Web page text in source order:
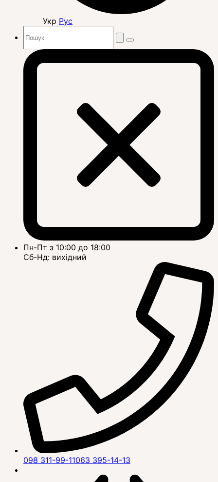
Укр Рус
Пн-Пт з 10:00 до 18:00
Сб-Нд: вихідний
098 311-99-11063 395-14-13